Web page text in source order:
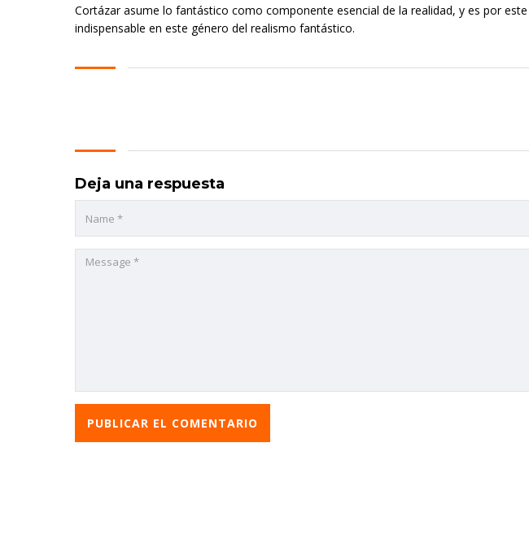
Cortázar asume lo fantástico como componente esencial de la realidad, y es por
indispensable en este género del realismo fantástico.
Deja una respuesta